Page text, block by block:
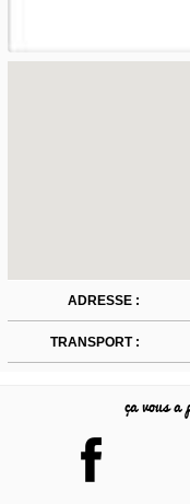
ADRESSE :
TRANSPORT :
ça vous